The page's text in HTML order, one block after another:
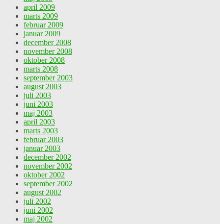
april 2009
marts 2009
februar 2009
januar 2009
december 2008
november 2008
oktober 2008
marts 2008
september 2003
august 2003
juli 2003
juni 2003
maj 2003
april 2003
marts 2003
februar 2003
januar 2003
december 2002
november 2002
oktober 2002
september 2002
august 2002
juli 2002
juni 2002
maj 2002